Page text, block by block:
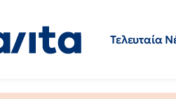
Τελευταία